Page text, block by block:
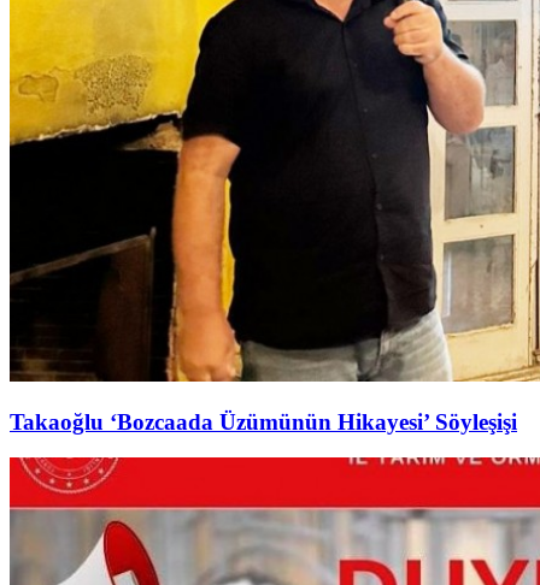
Takaoğlu ‘Bozcaada Üzümünün Hikayesi’ Söyleşişi